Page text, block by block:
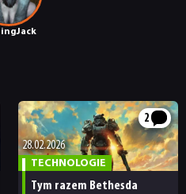
2
28.02.2026
TECHNOLOGIE
Tym razem Bethesda